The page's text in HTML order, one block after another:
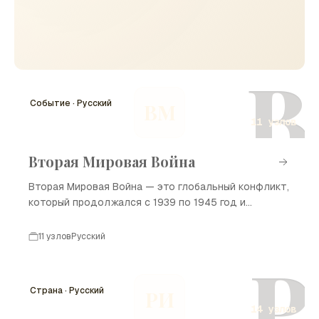
В
Событие · Русский
11 узлов
Вторая Мировая Война
Вторая Мировая Война — это глобальный конфликт,
который продолжался с 1939 по 1945 год и
с агрессии нацистской Германии и привела к
событий, которые изменили ход истории и привели
к созданию новых международных порядков.
11 узловРусский
Страна · Русский
14 узлов